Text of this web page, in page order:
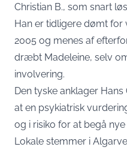
Christian B., som snart
Han er tidligere dømt
2005 og menes af
dræbt Madeleine, selv
involvering.
Den tyske anklager
at en psykiatrisk
og i risiko for at begå
Lokale stemmer i